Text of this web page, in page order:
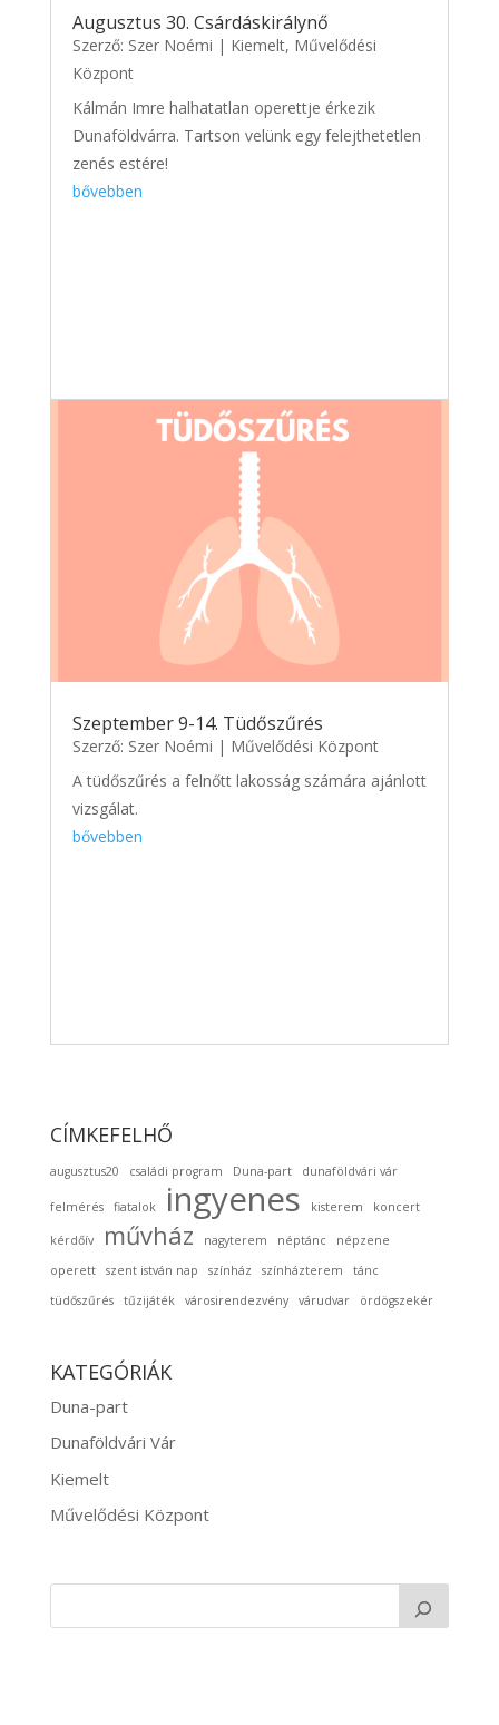
Augusztus 30. Csárdáskirálynő
Szerző: Szer Noémi | Kiemelt, Művelődési
Központ
Kálmán Imre halhatatlan operettje érkezik
Dunaföldvárra. Tartson velünk egy felejthetetlen
zenés estére!
bővebben
Szeptember 9-14. Tüdőszűrés
Szerző: Szer Noémi | Művelődési Központ
A tüdőszűrés a felnőtt lakosság számára ajánlott
vizsgálat.
bővebben
CÍMKEFELHŐ
augusztus20 családi program Duna-part dunaföldvári vár
felmérés fiatalok ingyenes kisterem koncert
kérdőív művház nagyterem néptánc
népzene
operett
szent istván nap színház színházterem
tánc
tüdőszűrés
tűzijáték városirendezvény várudvar ördögszekér
KATEGÓRIÁK
Duna-part
Dunaföldvári Vár
Kiemelt
Művelődési Központ